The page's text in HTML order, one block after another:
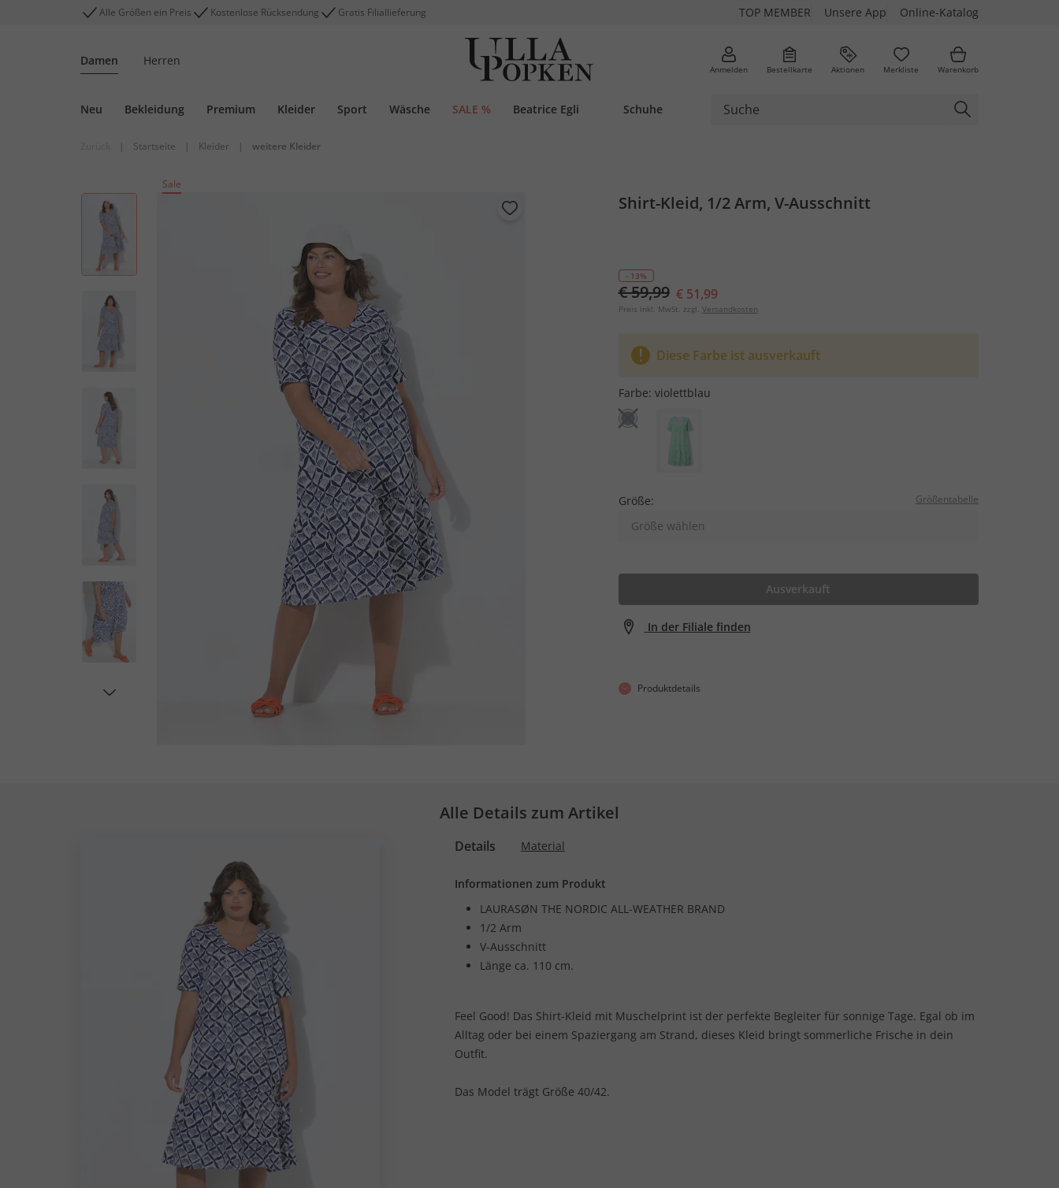
Alle Größen ein Preis Kostenlose Rücksendung Gratis Filiallieferung TOP MEMBER Unsere App Online-Katalog
Damen Herren
Anmelden Bestellkarte Aktionen Merkliste Warenkorb
Neu Bekleidung Premium Kleider Sport Wäsche SALE % Beatrice Egli Schuhe
| Startseite | Kleider | weitere Kleider
Sale
Shirt-Kleid, 1/2 Arm, V-Ausschnitt
- 13%
€ 59,99 € 51,99
Preis inkl. MwSt. zzgl. Versandkosten
Diese Farbe ist ausverkauft
Farbe: violettblau
Größe: Größentabelle
Größe wählen
Ausverkauft
In der Filiale finden
Produktdetails
Alle Details zum Artikel
Details Material
Informationen zum Produkt
LAURASØN THE NORDIC ALL-WEATHER BRAND
1/2 Arm
V-Ausschnitt
Länge ca. 110 cm.
Feel Good! Das Shirt-Kleid mit Muschelprint ist der perfekte Begleiter für sonnige Tage. Egal ob im
Alltag oder bei einem Spaziergang am Strand, dieses Kleid bringt sommerliche Frische in dein
Outfit.
Das Model trägt Größe 40/42.